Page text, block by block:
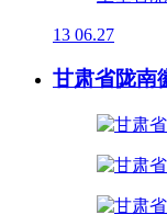
13 06.27
甘肃省陇南